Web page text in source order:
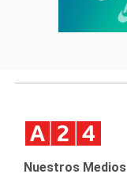
Nuestros Medios